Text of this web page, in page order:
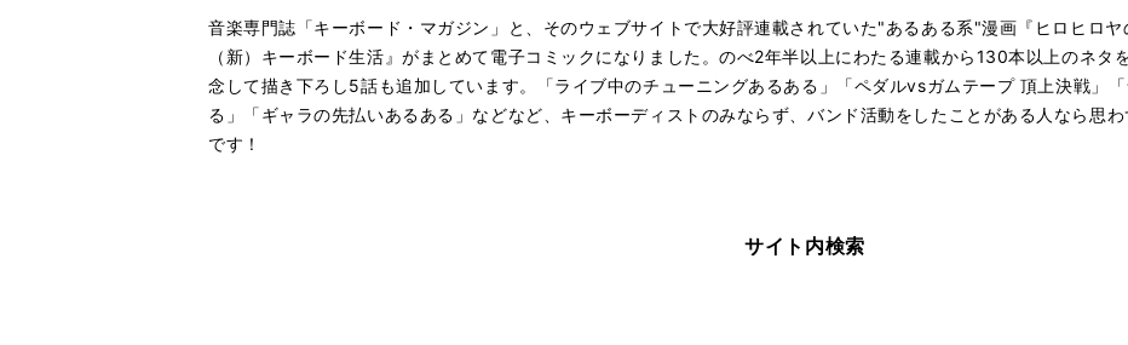
音楽専門誌「キーボード・マガジン」と、そのウェブサイトで大好評連載されていた"あるある系"漫画『ヒロヒロ
（新）キーボード生活』がまとめて電子コミックになりました。のべ2年半以上にわたる連載から130本以上のネタ
念して描き下ろし5話も追加しています。「ライブ中のチューニングあるある」「ペダルvsガムテープ 頂上決戦」
る」「ギャラの先払いあるある」などなど、キーボーディストのみならず、バンド活動をしたことがある人なら思
です！
サイト内検索